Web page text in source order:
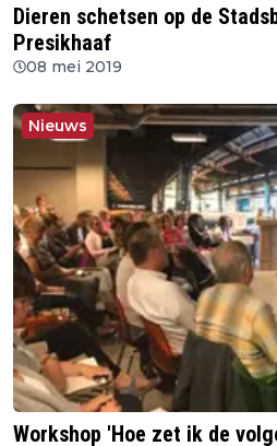
Dieren schetsen op de
Presikhaaf
08 mei 2019
Nieuws
Workshop 'Hoe zet ik de